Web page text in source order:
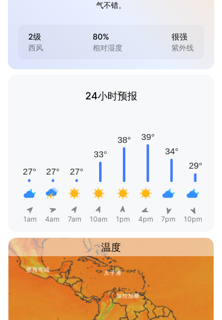
气不错。
2级
西风
80%
相对湿度
很强
紫外线
24小时预报
1am 4am 7am 10am 1pm 4pm 7pm 10pm
温度